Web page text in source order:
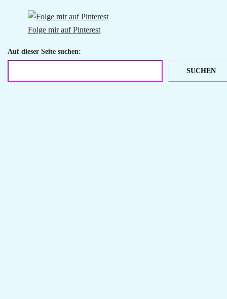
Folge mir auf Pinterest
Auf dieser Seite suchen:
SUCHEN